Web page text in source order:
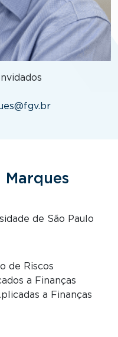
Marques
de São Paulo
de Riscos
a Finanças
a Finanças